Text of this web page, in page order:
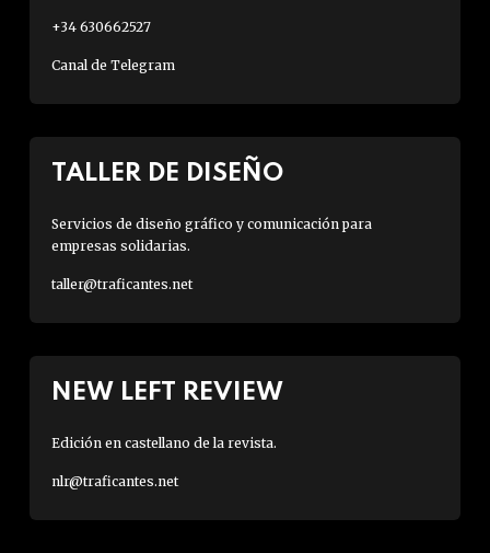
+34 630662527
Canal de Telegram
TALLER DE DISEÑO
Servicios de diseño gráfico y comunicación para
empresas solidarias.
taller@traficantes.net
NEW LEFT REVIEW
Edición en castellano de la revista.
nlr@traficantes.net